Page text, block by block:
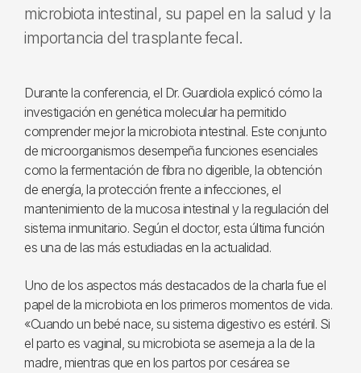
microbiota intestinal, su papel en la salud y la
importancia del trasplante fecal.
Durante la conferencia, el Dr. Guardiola explicó cómo la
investigación en genética molecular ha permitido
comprender mejor la microbiota intestinal. Este conjunto
de microorganismos desempeña funciones esenciales
como la fermentación de fibra no digerible, la obtención
de energía, la protección frente a infecciones, el
mantenimiento de la mucosa intestinal y la regulación del
sistema inmunitario. Según el doctor, esta última función
es una de las más estudiadas en la actualidad.
Uno de los aspectos más destacados de la charla fue el
papel de la microbiota en los primeros momentos de vida.
«Cuando un bebé nace, su sistema digestivo es estéril. Si
el parto es vaginal, su microbiota se asemeja a la de la
madre, mientras que en los partos por cesárea se